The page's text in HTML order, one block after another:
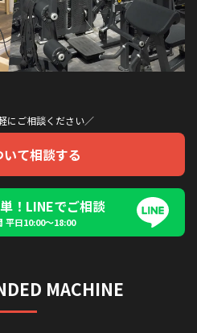
にご相談ください／
て相談する
！LINEでご相談
平日10:00〜18:00
MACHINE